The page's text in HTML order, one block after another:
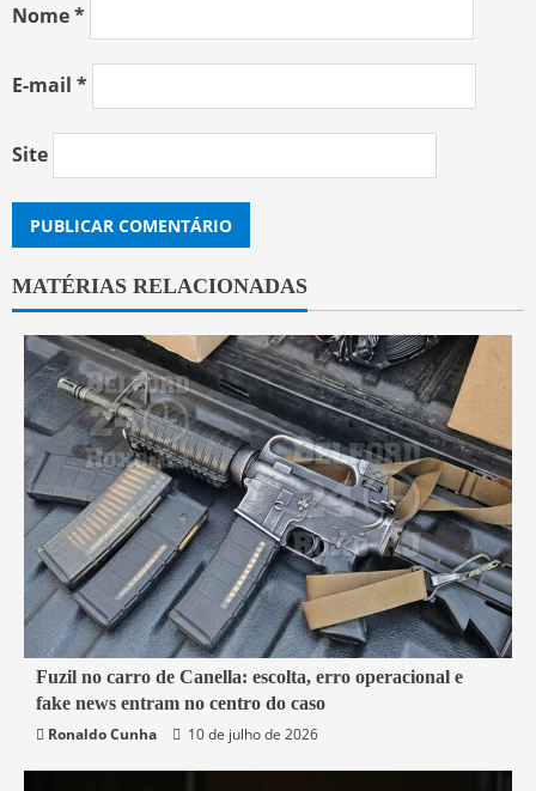
Nome*
E-mail *
Site
MATÉRIAS RELACIONADAS
7 min read
Belford Roxo
Brasil Política Segurança
Fuzil no carro de Canella: escolta, erro operacional e
fake news entram no centro do caso
Ronaldo Cunha
10 de julho de 2026